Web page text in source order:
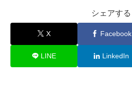
シェアする
X Facebook
LINE LinkedIn